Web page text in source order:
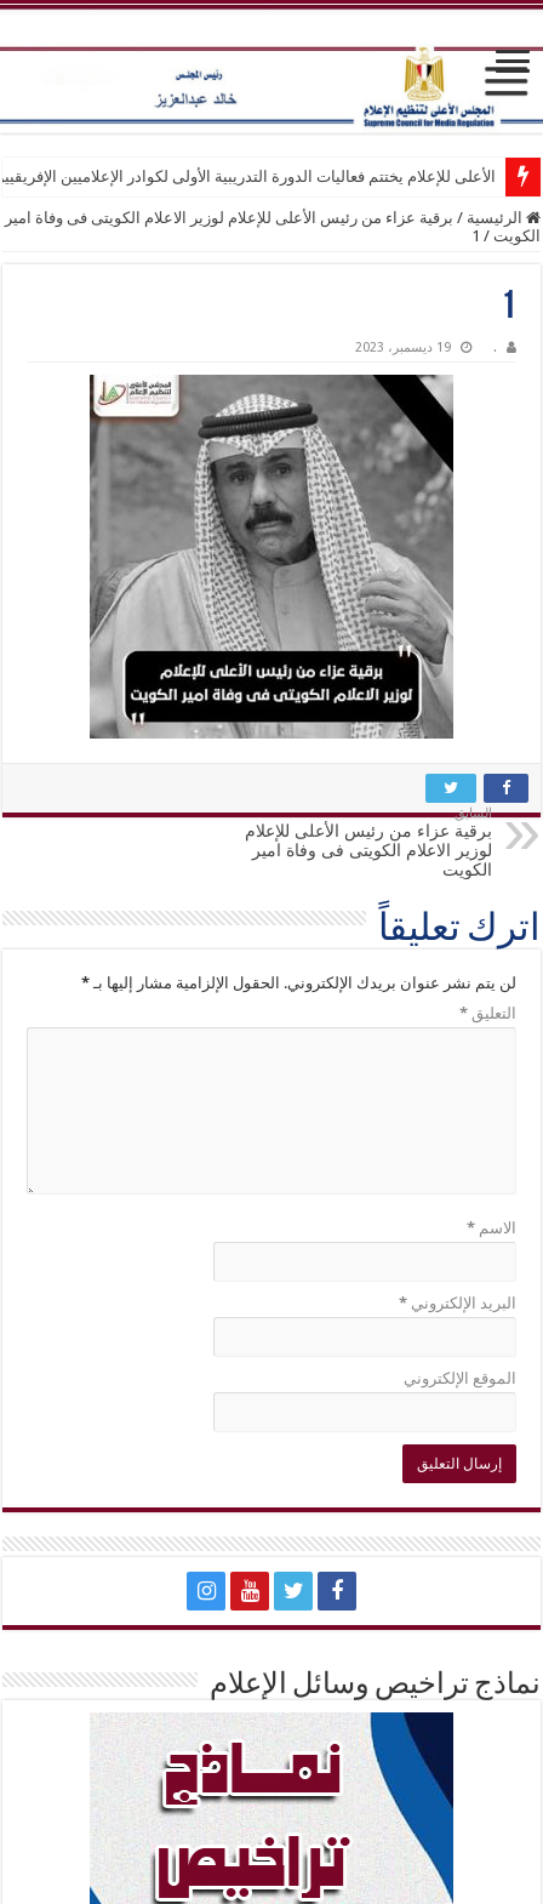
الأعلى للإعلام يختتم فعاليات الدورة التدريبية الأولى لكوادر الإعلاميين
الرئيسية / برقية عزاء من رئيس الأعلى للإعلام لوزير الاعلام الكويتى فى وفاة امير
الكويت /
1
1
. 19 ديسمبر، 2023
السابق
برقية عزاء من رئيس الأعلى للإعلام
لوزير الاعلام الكويتى فى وفاة امير
الكويت
اترك تعليقاً
لن يتم نشر عنوان بريدك الإلكتروني. الحقول الإلزامية مشار إليها بـ*
التعليق*
الاسم*
البريد الإلكتروني*
الموقع الإلكتروني
نماذج تراخيص وسائل الإعلام